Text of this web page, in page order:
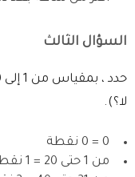
السؤال الثالث
لا؟).
0 = 0 نقطة
من 1 حتى 20 = 1 نقطة